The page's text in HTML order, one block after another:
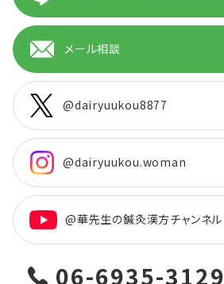
メール相談
@dairyuukou8877
@dairyuukou.woman
@華先生の鍼灸漢方チャンネル
06-6935-3129